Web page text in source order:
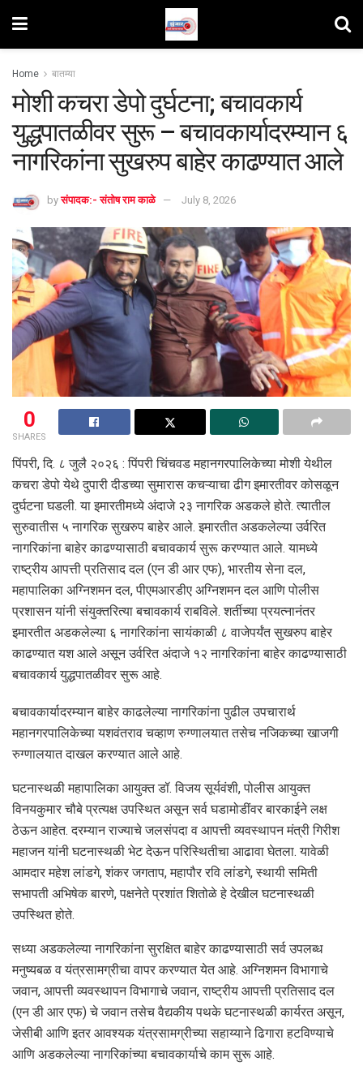
Home बातम्या
मोशी कचरा डेपो दुर्घटना; बचावकार्य
युद्धपातळीवर सुरू – बचावकार्यादरम्यान ६
नागरिकांना सुखरुप बाहेर काढण्यात आले
by संपादक:- संतोष राम काळे July 8, 2026
0
SHARES
पिंपरी, दि. ८ जुलै २०२६ : पिंपरी चिंचवड महानगरपालिकेच्या मोशी येथील
कचरा डेपो येथे दुपारी दीडच्या सुमारास कचऱ्याचा ढीग इमारतीवर कोसळून
दुर्घटना घडली. या इमारतीमध्ये अंदाजे २३ नागरिक अडकले होते. त्यातील
सुरुवातीस ५ नागरिक सुखरुप बाहेर आले. इमारतीत अडकलेल्या उर्वरित
नागरिकांना बाहेर काढण्यासाठी बचावकार्य सुरू करण्यात आले. यामध्ये
राष्ट्रीय आपत्ती प्रतिसाद दल (एन डी आर एफ), भारतीय सेना दल,
महापालिका अग्निशमन दल, पीएमआरडीए अग्निशमन दल आणि पोलीस
प्रशासन यांनी संयुक्तरित्या बचावकार्य राबविले. शर्तीच्या प्रयत्नानंतर
इमारतीत अडकलेल्या ६ नागरिकांना सायंकाळी ८ वाजेपर्यंत सुखरुप बाहेर
काढण्यात यश आले असून उर्वरित अंदाजे १२ नागरिकांना बाहेर काढण्यासाठी
बचावकार्य युद्धपातळीवर सुरू आहे.
बचावकार्यादरम्यान बाहेर काढलेल्या नागरिकांना पुढील उपचारार्थ
महानगरपालिकेच्या यशवंतराव चव्हाण रुग्णालयात तसेच नजिकच्या खाजगी
रुग्णालयात दाखल करण्यात आले आहे.
घटनास्थळी महापालिका आयुक्त डॉ. विजय सूर्यवंशी, पोलीस आयुक्त
विनयकुमार चौबे प्रत्यक्ष उपस्थित असून सर्व घडामोडींवर बारकाईने लक्ष
ठेऊन आहेत. दरम्यान राज्याचे जलसंपदा व आपत्ती व्यवस्थापन मंत्री गिरीश
महाजन यांनी घटनास्थळी भेट देऊन परिस्थितीचा आढावा घेतला. यावेळी
आमदार महेश लांडगे, शंकर जगताप, महापौर रवि लांडगे, स्थायी समिती
सभापती अभिषेक बारणे, पक्षनेते प्रशांत शितोळे हे देखील घटनास्थळी
उपस्थित होते.
सध्या अडकलेल्या नागरिकांना सुरक्षित बाहेर काढण्यासाठी सर्व उपलब्ध
मनुष्यबळ व यंत्रसामग्रीचा वापर करण्यात येत आहे. अग्निशमन विभागाचे
जवान, आपत्ती व्यवस्थापन विभागाचे जवान, राष्ट्रीय आपत्ती प्रतिसाद दल
(एन डी आर एफ) चे जवान तसेच वैद्यकीय पथके घटनास्थळी कार्यरत असून,
जेसीबी आणि इतर आवश्यक यंत्रसामग्रीच्या सहाय्याने ढिगारा हटविण्याचे
आणि अडकलेल्या नागरिकांच्या बचावकार्याचे काम सुरू आहे.